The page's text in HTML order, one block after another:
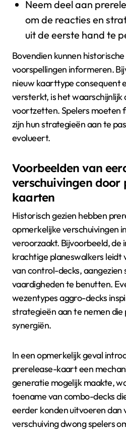
Neem deel aan
om de reacties en
uit de eerste hand te
Bovendien kunnen
voorspellingen informeren.
nieuw kaarttype consequent
versterkt, is het waarschijnlijk
voortzetten. Spelers moeten
zijn hun strategieën aan te
evolueert.
Voorbeelden van
verschuivingen door
kaarten
Historisch gezien hebben
opmerkelijke verschuivingen
veroorzaakt. Bijvoorbeeld, de
krachtige planeswalkers leidt
van control-decks, aangezien
vaardigheden te benutten.
wezentypes aggro-decks
strategieën aan te nemen
synergiën.
In een opmerkelijk geval
prerelease-kaart een
generatie mogelijk maakte,
toename van combo-decks
eerder konden uitvoeren dan
verschuiving dwong spelers